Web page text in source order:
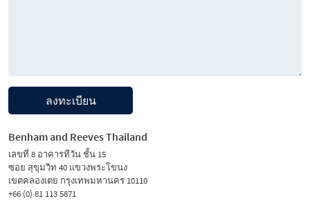
ลงทะเบียน
Benham and Reeves Thailand
เลขที่ 8 อาคารทีวัน ชั้น 15
ซอย สุขุมวิท 40 แขวงพระโขนง
เขตคลองเตย กรุงเทพมหานคร 10110
+66 (0) 81 113 5871